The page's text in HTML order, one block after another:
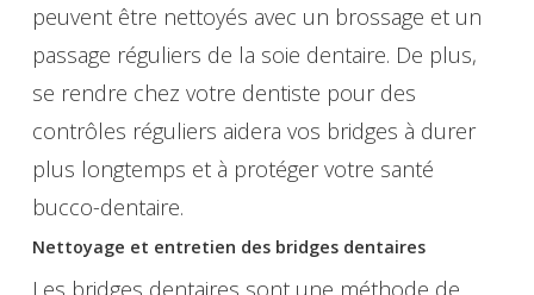
peuvent être nettoyés avec un brossage et un
passage réguliers de la soie dentaire. De plus,
se rendre chez votre dentiste pour des
contrôles réguliers aidera vos bridges à durer
plus longtemps et à protéger votre santé
bucco-dentaire.
Nettoyage et entretien des bridges dentaires
Les bridges dentaires sont une méthode de